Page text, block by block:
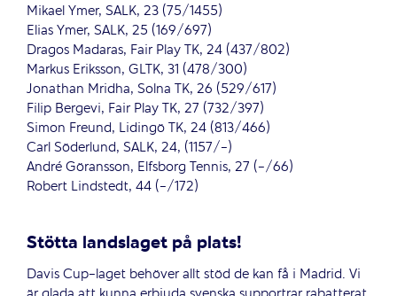
Mikael Ymer, SALK, 23 (75/1455)
Elias Ymer, SALK, 25 (169/697)
Dragos Madaras, Fair Play TK, 24 (437/802)
Markus Eriksson, GLTK, 31 (478/300)
Jonathan Mridha, Solna TK, 26 (529/617)
Filip Bergevi, Fair Play TK, 27 (732/397)
Simon Freund, Lidingö TK, 24 (813/466)
Carl Söderlund, SALK, 24, (1157/-)
André Göransson, Elfsborg Tennis, 27 (-/66)
Robert Lindstedt, 44 (-/172)
Stötta landslaget på plats!
Davis Cup-laget behöver allt stöd de kan få i Madrid. Vi